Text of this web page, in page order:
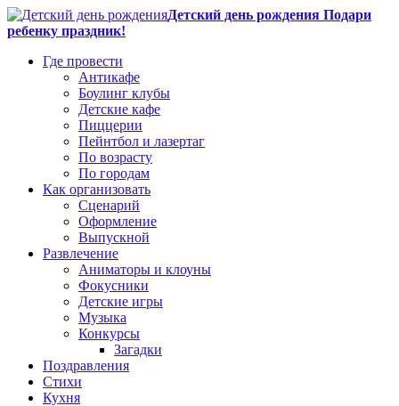
Детский день рождения Подари
ребенку праздник!
Где провести
Антикафе
Боулинг клубы
Детские кафе
Пиццерии
Пейнтбол и лазертаг
По возрасту
По городам
Как организовать
Сценарий
Оформление
Выпускной
Развлечение
Аниматоры и клоуны
Фокусники
Детские игры
Музыка
Конкурсы
Загадки
Поздравления
Стихи
Кухня